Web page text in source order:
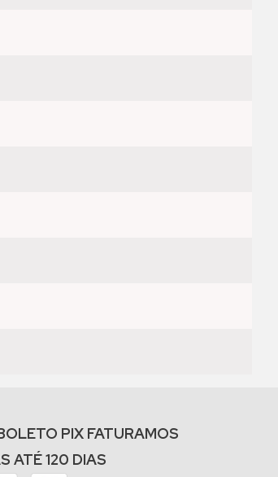
PIX FATURAMOS
ATÉ 120 DIAS